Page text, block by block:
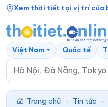
Xem thời tiết tại vị trí của
Việt Nam Quốc tế
Trang chủ › Tin tức ›